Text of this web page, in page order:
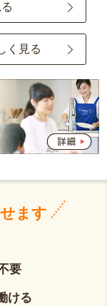
く見る
ます
要
ける